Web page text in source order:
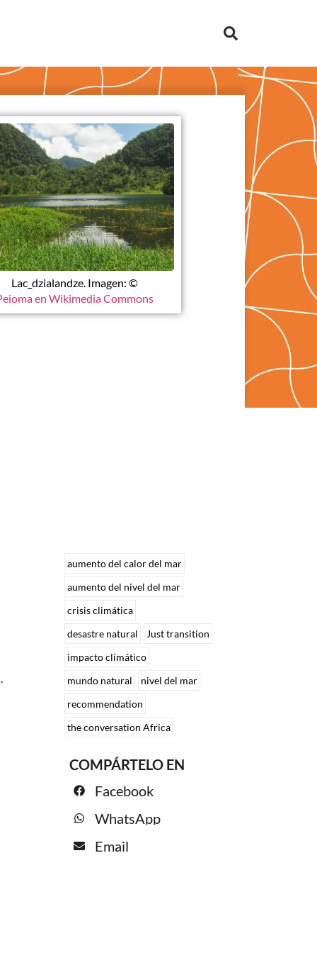
Lac_dzialandze. Imagen: ©
en Wikimedia Commons
aumento del calor del mar
aumento del nivel del mar
crisis climática
desastre natural
Just transition
impacto climático
mundo natural
nivel del mar
recommendation
the conversation Africa
COMPÁRTELO EN
Facebook
WhatsApp
Email